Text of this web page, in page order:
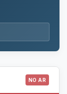
NO AR